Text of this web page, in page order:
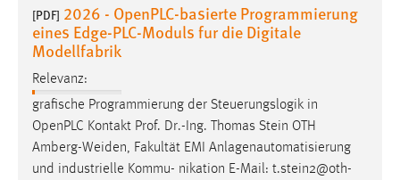
[PDF] 2026 - OpenPLC-basierte Programmierung
eines Edge-PLC-Moduls fur die Digitale
Modellfabrik
Relevanz:
grafische Programmierung der Steuerungslogik in
OpenPLC Kontakt Prof. Dr.-Ing. Thomas Stein OTH
Amberg-Weiden, Fakultät EMI Anlagenautomatisierung
und industrielle Kommu- nikation E-Mail: t.stein2@oth-
Statistik Cookies erfassen Informationen anonym.
Diese Informationen helfen uns zu verstehen, wie
unsere Besucher unsere Website nutzen.
Matomo
Name: